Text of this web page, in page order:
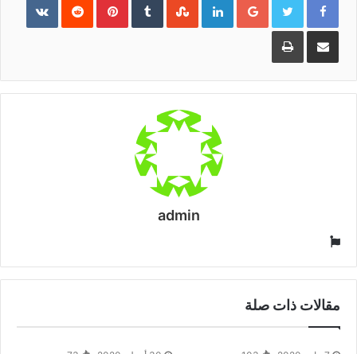
مشاركة
البريد
طباعة
admin
مقالات ذات صلة